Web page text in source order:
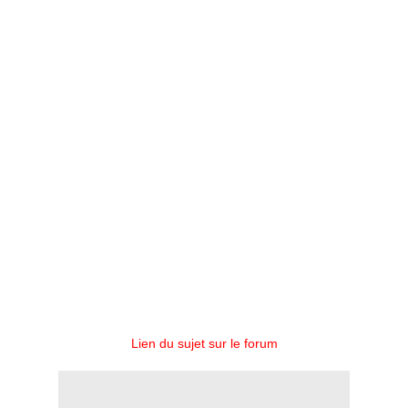
Lien du sujet sur le forum